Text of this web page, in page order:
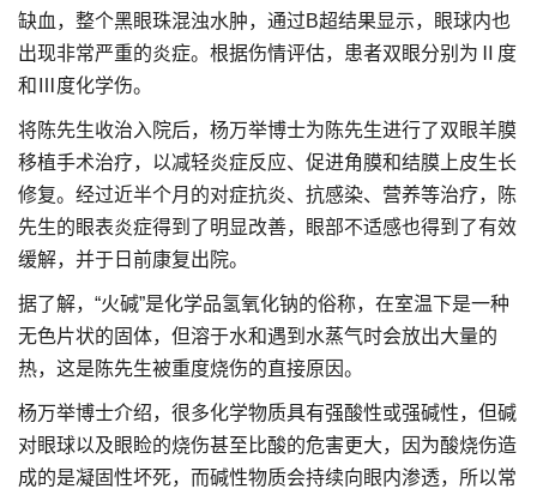
缺血，整个黑眼珠混浊水肿，通过B超结果显示，眼球内也
出现非常严重的炎症。根据伤情评估，患者双眼分别为Ⅱ度
和Ⅲ度化学伤。
将陈先生收治入院后，杨万举博士为陈先生进行了双眼羊膜
移植手术治疗，以减轻炎症反应、促进角膜和结膜上皮生长
修复。经过近半个月的对症抗炎、抗感染、营养等治疗，陈
先生的眼表炎症得到了明显改善，眼部不适感也得到了有效
缓解，并于日前康复出院。
据了解，“火碱”是化学品氢氧化钠的俗称，在室温下是一种
无色片状的固体，但溶于水和遇到水蒸气时会放出大量的
热，这是陈先生被重度烧伤的直接原因。
杨万举博士介绍，很多化学物质具有强酸性或强碱性，但碱
对眼球以及眼睑的烧伤甚至比酸的危害更大，因为酸烧伤造
成的是凝固性坏死，而碱性物质会持续向眼内渗透，所以常